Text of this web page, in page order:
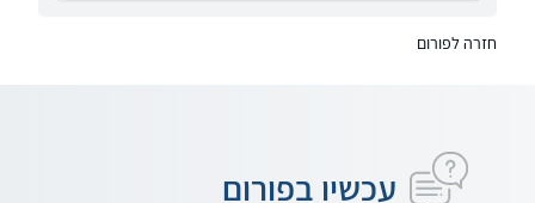
חזרה לפורום
עכשיו בפורום